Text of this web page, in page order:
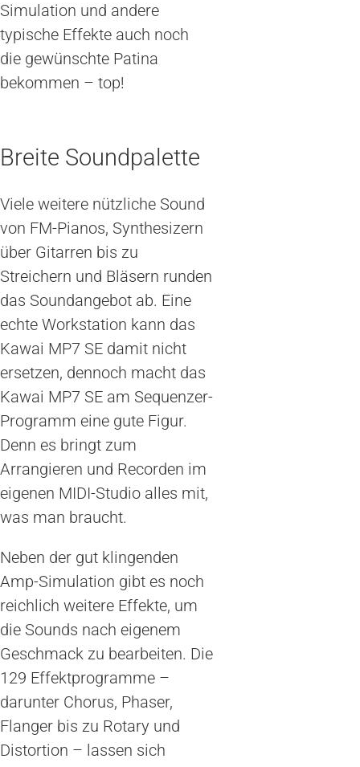
Simulation und andere
typische Effekte auch noch
die gewünschte Patina
bekommen – top!
Breite Soundpalette
Viele weitere nützliche Sound
von FM-Pianos, Synthesizern
über Gitarren bis zu
Streichern und Bläsern runden
das Soundangebot ab. Eine
echte Workstation kann das
Kawai MP7 SE damit nicht
ersetzen, dennoch macht das
Kawai MP7 SE am Sequenzer-
Programm eine gute Figur.
Denn es bringt zum
Arrangieren und Recorden im
eigenen MIDI-Studio alles mit,
was man braucht.
Neben der gut klingenden
Amp-Simulation gibt es noch
reichlich weitere Effekte, um
die Sounds nach eigenem
Geschmack zu bearbeiten. Die
129 Effektprogramme –
darunter Chorus, Phaser,
Flanger bis zu Rotary und
Distortion – lassen sich